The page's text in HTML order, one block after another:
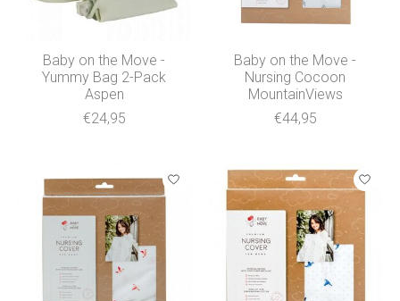
Baby on the Move -
Yummy Bag 2-Pack
Aspen
€24,95
Baby on the Move -
Nursing Cocoon
MountainViews
€44,95